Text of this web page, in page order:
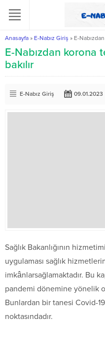
Anasayfa » E-Nabız Giriş » E-
E-Nabızdan korona
bakılır
E-Nabız Giriş 09.01.2023
Sağlık Bakanlığının
uygulaması sağlık
imkânlarsağlamaktadır. Bu
pandemi dönemine yönelik
Bunlardan bir tanesi Covid-
noktasındadır.